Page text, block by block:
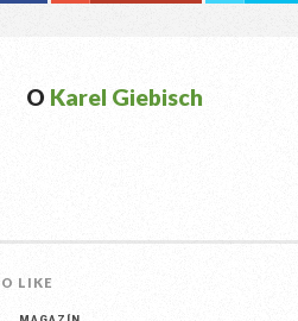
O Karel Giebisch
LIKE